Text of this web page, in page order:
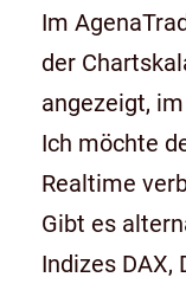
Im
der
angezeigt,
Ich möchte
Realtime
Gibt es
Indizes DAX,